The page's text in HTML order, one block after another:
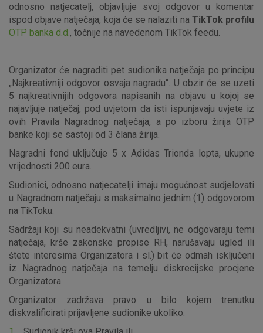
odnosno natjecatelj, objavljuje svoj odgovor u komentar
ispod objave natječaja, koja će se nalaziti na TikTok profilu
OTP banka d.d. , točnije na navedenom TikTok feedu.
Organizator će nagraditi pet sudionika natječaja po principu
„Najkreativniji odgovor osvaja nagradu“. U obzir će se uzeti
5 najkreativnijih odgovora napisanih na objavu u kojoj se
najavljuje natječaj, pod uvjetom da isti ispunjavaju uvjete iz
ovih Pravila Nagradnog natječaja, a po izboru žirija OTP
banke koji se sastoji od 3 člana žirija.
Nagradni fond uključuje 5 x Adidas Trionda lopta, ukupne
vrijednosti 200 eura.
Sudionici, odnosno natjecatelji imaju mogućnost sudjelovati
u Nagradnom natječaju s maksimalno jednim (1) odgovorom
na TikToku.
Sadržaji koji su neadekvatni (uvredljivi, ne odgovaraju temi
natječaja, krše zakonske propise RH, narušavaju ugled ili
štete interesima Organizatora i sl.) bit će odmah isključeni
iz Nagradnog natječaja na temelju diskrecijske procjene
Organizatora.
Organizator zadržava pravo u bilo kojem trenutku
diskvalificirati prijavljene sudionike ukoliko: